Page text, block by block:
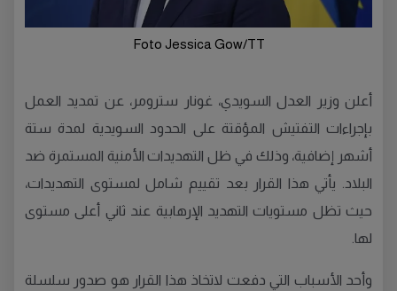
Foto Jessica Gow/TT
أعلن وزير العدل السويدي، غونار سترومر، عن تمديد العمل
بإجراءات التفتيش المؤقتة على الحدود السويدية لمدة ستة
أشهر إضافية، وذلك في ظل التهديدات الأمنية المستمرة ضد
البلاد. يأتي هذا القرار بعد تقييم شامل لمستوى التهديدات،
حيث تظل مستويات التهديد الإرهابية عند ثاني أعلى مستوى
لها.
وأحد الأسباب التي دفعت لاتخاذ هذا القرار هو صدور سلسلة